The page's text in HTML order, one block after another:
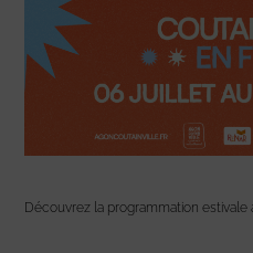
Découvrez la programmation estivale